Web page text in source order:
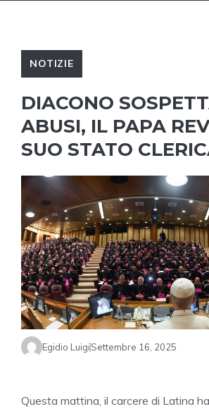
NOTIZIE
DIACONO
ABUSI, IL PAPA
SUO STATO
Egidio LuigiSettembre 16, 2025
Questa mattina, il carcere di Latina